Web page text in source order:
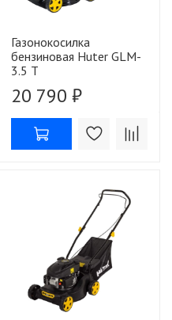
Газонокосилка
бензиновая Huter GLM-
3.5 T
20 790 ₽